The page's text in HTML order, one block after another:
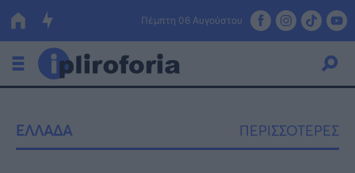
Πέμπτη 06 Αυγούστου
Οικονομία
ΕΛΛΑΔΑ ΠΕΡΙΣΣΟΤΕΡΕΣ